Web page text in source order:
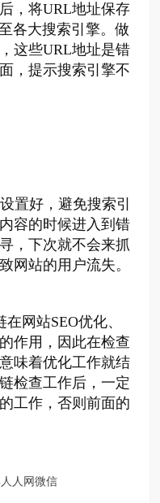
，将URL地址保存
各大搜索引擎。做
这些URL地址是错
，提示搜索引擎不
置好，避免搜索引
容的时候进入到错
，下次就不会来抓
网站的用户流失。
网站SEO优化、
作用，因此在检查
味着优化工作就结
检查工作后，一定
工作，否则前面的
人人网微信